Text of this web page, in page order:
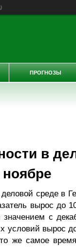
)
в
среде в
вырос до
с
условий вырос
же самое
ПРОГНОЗЫ